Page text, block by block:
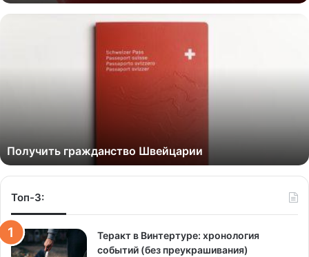
Получить гражданство Швейцарии
Топ-3:
Теракт в Винтертуре: хронология
событий (без преукрашивания)